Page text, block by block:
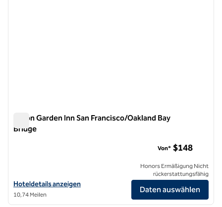
Hilton Garden Inn San Francisco/Oakland Bay
Bridge
Hoteldetails für das Hilton Garden Inn San Francisco/Oakland Bay
Hoteldetails anzeigen
10,74 Meilen
Von* $148
Honors Ermäßigung Nicht
rückerstattungsfähig
Daten auswählen
1/12